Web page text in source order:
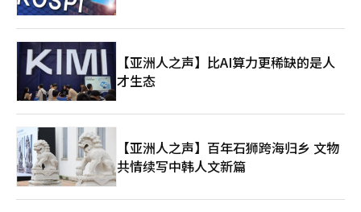
【亚洲人之声】比AI算力更稀缺的是人
才生态
【亚洲人之声】百年石狮跨海归乡 文物
共情续写中韩人文新篇